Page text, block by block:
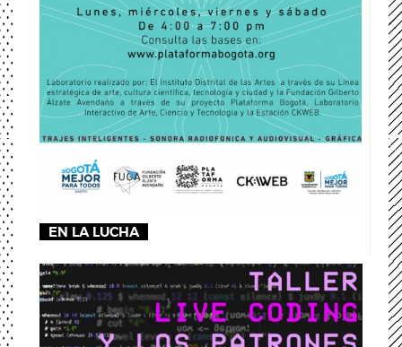
EN LA LUCHA